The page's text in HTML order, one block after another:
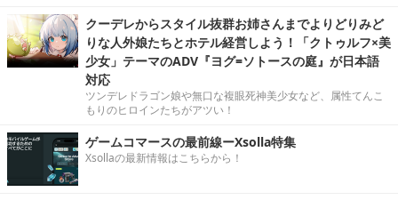
クーデレからスタイル抜群お姉さんまでよりどりみど
りな人外娘たちとホテル経営しよう！「クトゥルフ×美
少女」テーマのADV『ヨグ=ソトースの庭』が日本語
対応
ツンデレドラゴン娘や無口な複眼死神美少女など、属性てんこ
もりのヒロインたちがアツい！
ゲームコマースの最前線ーXsolla特集
Xsollaの最新情報はこちらから！